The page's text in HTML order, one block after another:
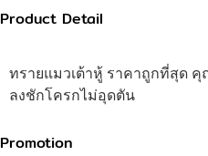
Product Detail
ทรายแมวเต้าหู้ ราคาถูกที่สุด คุ
ลงชักโครกไม่อุดตัน
Promotion